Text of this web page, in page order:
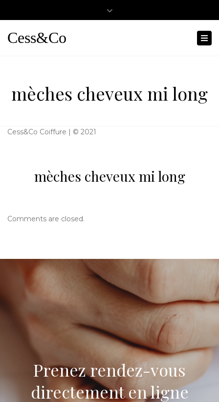
Close
Cess&Co
mèches cheveux mi long
Cess&Co Coiffure | © 2021
mèches cheveux mi long
Comments are closed.
Prenez rendez-vous
directement en ligne